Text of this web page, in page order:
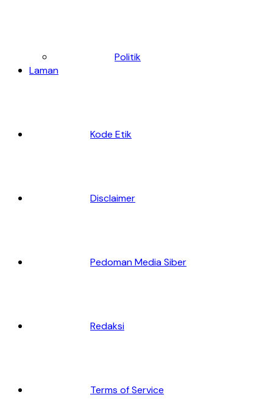
Politik
Laman
Kode Etik
Disclaimer
Pedoman Media Siber
Redaksi
Terms of Service